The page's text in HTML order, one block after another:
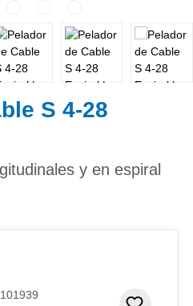
S 4-28
y en espiral